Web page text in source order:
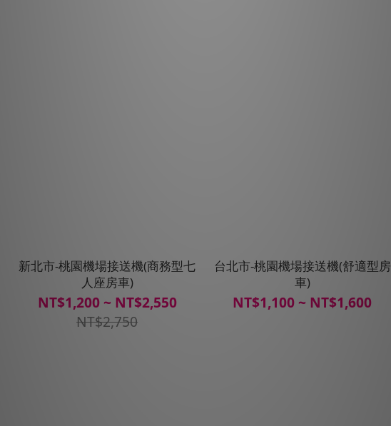
新北市-桃園機場接送機(商務型七
人座房車)
NT$1,200 ~ NT$2,550
NT$2,750
台北市-桃園機場接送機(舒適型房
車)
NT$1,100 ~ NT$1,600